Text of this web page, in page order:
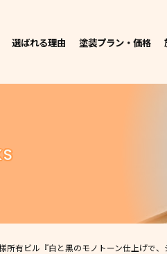
選ばれる理由 塗装プラン・価格
所有ビル 『白と黒のモノトーン仕上げで